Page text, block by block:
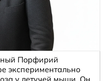
Порфирий
экспериментально